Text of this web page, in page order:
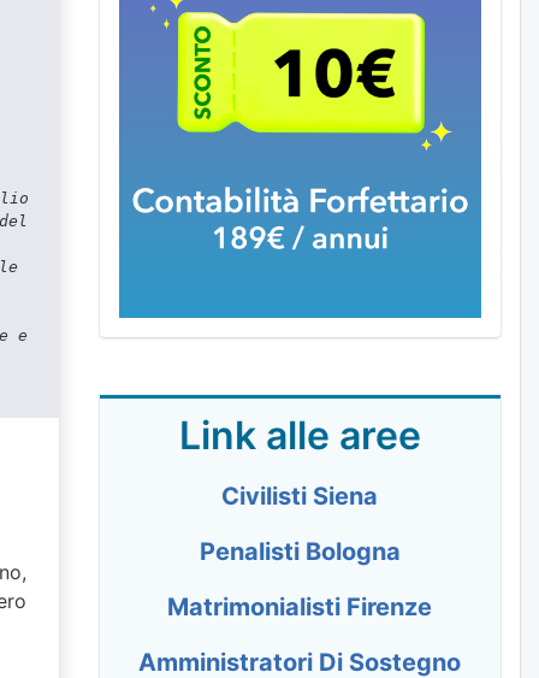
e
Link alle aree
Civilisti Siena
Penalisti Bologna
Matrimonialisti Firenze
Amministratori Di Sostegno